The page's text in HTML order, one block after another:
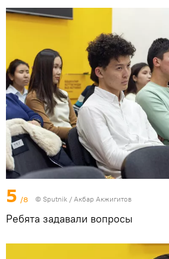
5 /8 © Sputnik / Акбар Акжигитов
Ребята задавали вопросы